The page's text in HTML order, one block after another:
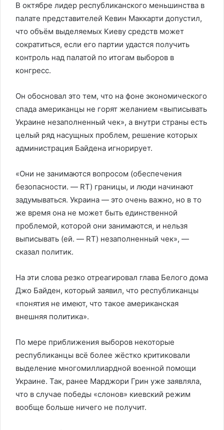
В октябре лидер республиканского меньшинства в
палате представителей Кевин Маккарти допустил,
что объём выделяемых Киеву средств может
сократиться, если его партии удастся получить
контроль над палатой по итогам выборов в
конгресс.
Он обосновал это тем, что на фоне экономического
спада американцы не горят желанием «выписывать
Украине незаполненный чек», а внутри страны есть
целый ряд насущных проблем, решение которых
администрация Байдена игнорирует.
«Они не занимаются вопросом (обеспечения
безопасности. — RT) границы, и люди начинают
задумываться. Украина — это очень важно, но в то
же время она не может быть единственной
проблемой, которой они занимаются, и нельзя
выписывать (ей. — RT) незаполненный чек», —
сказал политик.
На эти слова резко отреагировал глава Белого дома
Джо Байден, который заявил, что республиканцы
«понятия не имеют, что такое американская
внешняя политика».
По мере приближения выборов некоторые
республиканцы всё более жёстко критиковали
выделение многомиллиардной военной помощи
Украине. Так, ранее Марджори Грин уже заявляла,
что в случае победы «слонов» киевский режим
вообще больше ничего не получит.